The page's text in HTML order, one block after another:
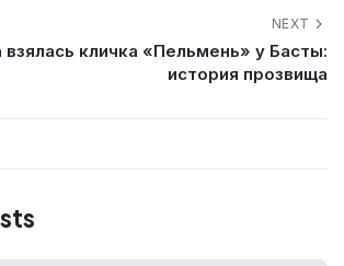
NEXT
взялась кличка «Пельмень» у Басты:
история прозвища